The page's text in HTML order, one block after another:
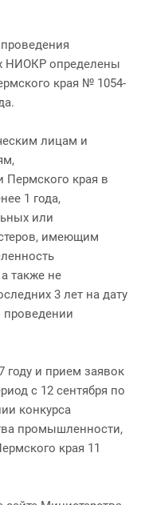
НИОКР определены
края № 1054-
лицам и
Пермского края в
1 года,
или
имеющим
также не
3 лет на дату
проведении
году и прием заявок
с 12 сентября по
конкурса
промышленности,
края 11